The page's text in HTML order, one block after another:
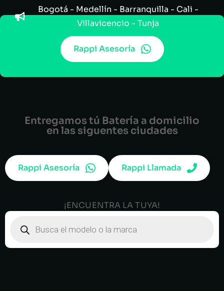
Rappi Asesoría
Entregamos tú Batería a domicilio
en las siguentes ciudades
Bogotá - Medellín - Barranquilla - Cali -
Villavicencio - Tunja
Rappi Asesoría Rappi Llamada
¡ENCUENTRA LA TUYA!